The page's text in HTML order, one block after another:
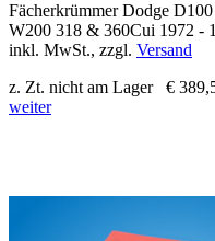
Fächerkrümmer Dodge
W200 318 & 360Cui 1972 -
inkl. MwSt., zzgl. Versand
z. Zt. nicht am Lager
€
weiter